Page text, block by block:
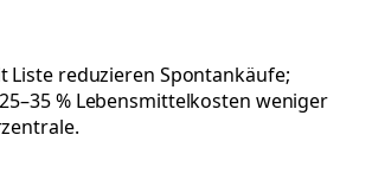
Liste reduzieren Spontankäufe;
% Lebensmittelkosten weniger